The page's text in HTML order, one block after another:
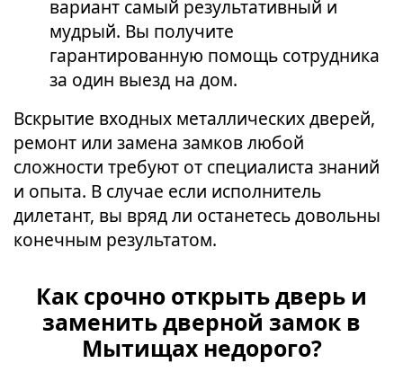
вариант самый результативный и
мудрый. Вы получите
гарантированную помощь сотрудника
за один выезд на дом.
Вскрытие входных металлических дверей,
ремонт или замена замков любой
сложности требуют от специалиста знаний
и опыта. В случае если исполнитель
дилетант, вы вряд ли останетесь довольны
конечным результатом.
Как срочно открыть дверь и
заменить дверной замок в
Мытищах недорого?